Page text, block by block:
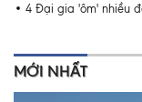
4 Đại gia 'ôm' nhiều
MỚI NHẤT